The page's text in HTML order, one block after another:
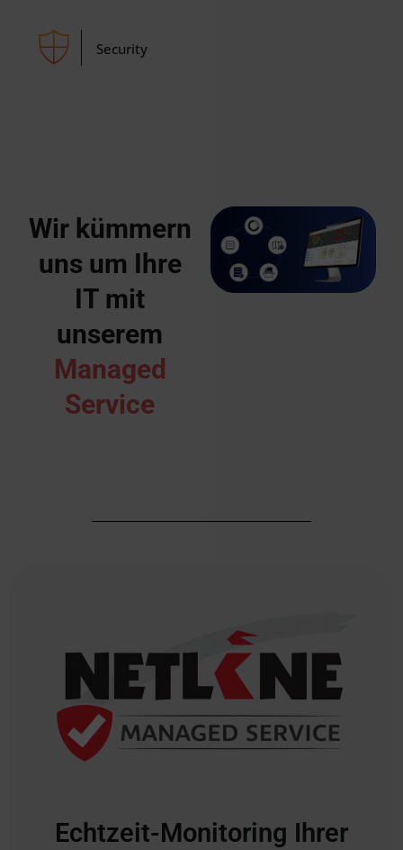
Security
Wir kümmern
uns um Ihre
IT mit
unserem
Managed
Service
Echtzeit-Monitoring Ihrer